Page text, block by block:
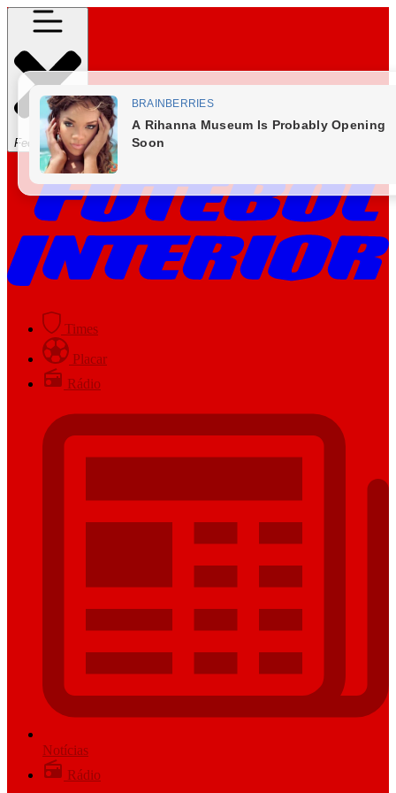
Fechar Menu
Times
Placar
Rádio
Notícias
Rádio